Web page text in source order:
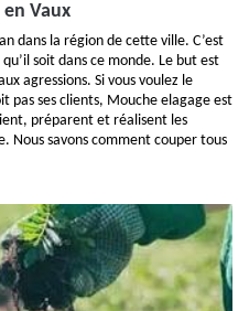
Vaux
dans la région de cette ville. C’est
soit dans ce monde. Le but est
agressions. Si vous voulez le
pas ses clients, Mouche elagage est
préparent et réalisent les
Nous savons comment couper tous